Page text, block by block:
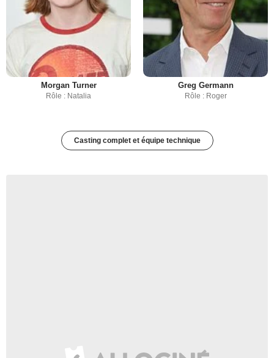
Morgan Turner
Rôle : Natalia
Greg Germann
Rôle : Roger
Casting complet et équipe technique